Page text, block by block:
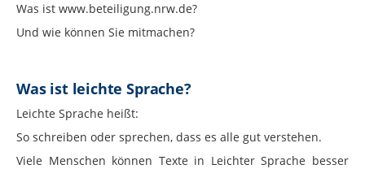
Was ist www.beteiligung.nrw.de?
Und wie können Sie mitmachen?
Was ist leichte Sprache?
Leichte Sprache heißt:
So schreiben oder sprechen, dass es alle gut verstehen.
Viele Menschen können Texte in Leichter Sprache besser